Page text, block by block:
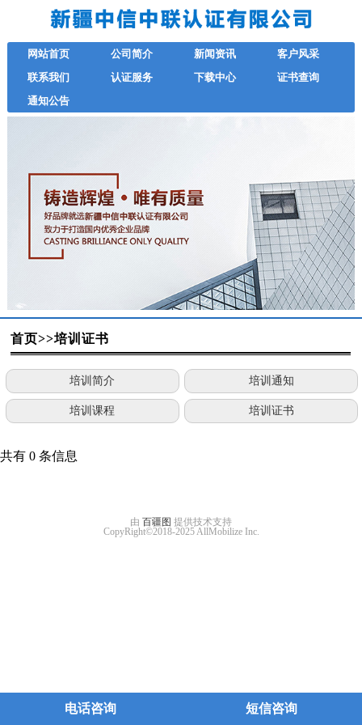
网站首页 公司简介 新闻资讯
客户风采
联系我们
认证服务 下载中心
证书查询
通知公告
首页>>培训证书
培训简介 培训通知
培训课程 培训证书
共有 0 条信息
由 百疆图 提供技术支持
CopyRight©2018-2025 AllMobilize Inc.
电话咨询 短信咨询